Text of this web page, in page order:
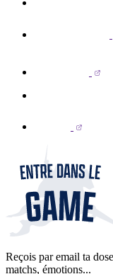
Reçois par email ta
matchs, émotions...